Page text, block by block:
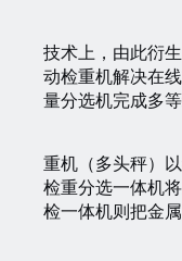
技术上，由此衍
动检重机解决在
量分选机完成多
重机（多头秤）
检重分选一体机
检一体机则把金